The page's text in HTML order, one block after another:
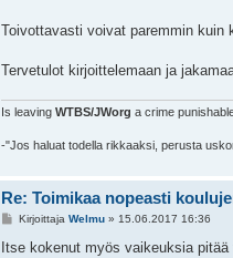
Toivottavasti voivat paremmin kuin
Tervetulot kirjoittelemaan ja
Is leaving WTBS/JWorg a crime
-"Jos haluat todella rikkaaksi, perusta
Re: Toimikaa nopeasti
V
e
Kirjoittaja Welmu» 15.06.2017 16:36
Itse kokenut myös vaikeuksia